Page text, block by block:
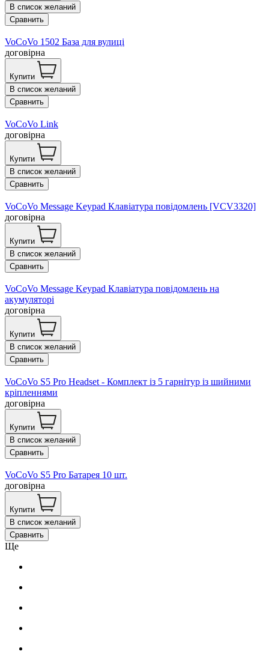
В список желаний
Сравнить
VoCoVo 1502 База для вулиці
договірна
Купити
В список желаний
Сравнить
VoCoVo Link
договірна
Купити
В список желаний
Сравнить
VoCoVo Message Keypad Клавіатура повідомлень [VCV3320]
договірна
Купити
В список желаний
Сравнить
VoCoVo Message Keypad Клавіатура повідомлень на
акумуляторі
договірна
Купити
В список желаний
Сравнить
VoCoVo S5 Pro Headset - Комплект із 5 гарнітур із шийними
кріпленнями
договірна
Купити
В список желаний
Сравнить
VoCoVo S5 Pro Батарея 10 шт.
договірна
Купити
В список желаний
Сравнить
Ще